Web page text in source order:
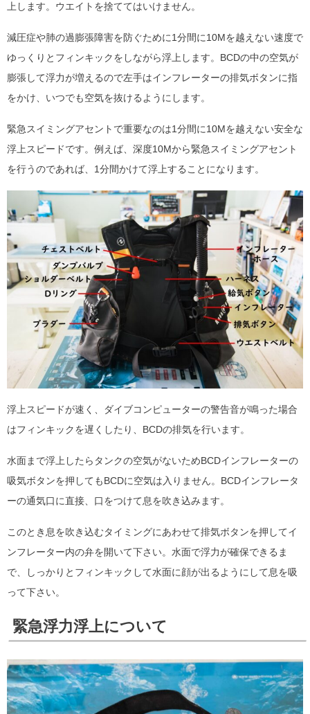
上します。ウエイトを捨ててはいけません。
減圧症や肺の過膨張障害を防ぐために1分間に10Mを越えない速度で
ゆっくりとフィンキックをしながら浮上します。BCDの中の空気が
膨張して浮力が増えるので左手はインフレーターの排気ボタンに指
をかけ、いつでも空気を抜けるようにします。
緊急スイミングアセントで重要なのは1分間に10Mを越えない安全な
浮上スピードです。例えば、深度10Mから緊急スイミングアセント
を行うのであれば、1分間かけて浮上することになります。
浮上スピードが速く、ダイブコンピューターの警告音が鳴った場合
はフィンキックを遅くしたり、BCDの排気を行います。
水面まで浮上したらタンクの空気がないためBCDインフレーターの
吸気ボタンを押してもBCDに空気は入りません。BCDインフレータ
ーの通気口に直接、口をつけて息を吹き込みます。
このとき息を吹き込むタイミングにあわせて排気ボタンを押してイ
ンフレーター内の弁を開いて下さい。水面で浮力が確保できるま
で、しっかりとフィンキックして水面に顔が出るようにして息を吸
って下さい。
緊急浮力浮上について